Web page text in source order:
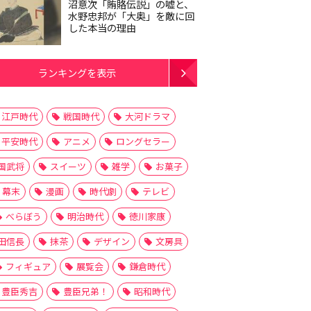
沼意次「賄賂伝説」の嘘と、
水野忠邦が「大奥」を敵に回
した本当の理由
ランキングを表示
江戸時代 戦国時代
大河ドラマ
平安時代
アニメ
ロングセラー
武将
スイーツ 雑学
お菓子
幕末
漫画 時代劇
テレビ
べらぼう
明治時代
徳川家康
信長
抹茶 デザイン
文房具
フィギュア
展覧会
鎌倉時代
豊臣秀吉
豊臣兄弟！
昭和時代